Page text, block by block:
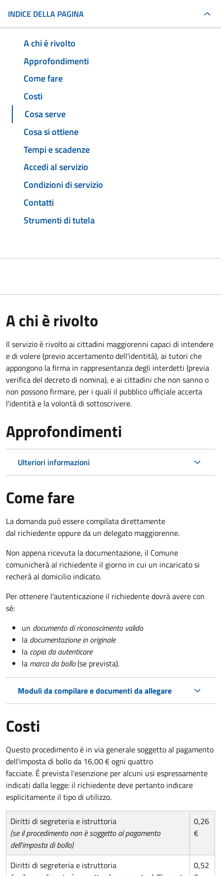
INDICE DELLA PAGINA
A chi è rivolto
Approfondimenti
Come fare
Costi
Cosa serve
Cosa si ottiene
Tempi e scadenze
Accedi al servizio
Condizioni di servizio
Contatti
Strumenti di tutela
A chi è rivolto
Il servizio è rivolto ai cittadini maggiorenni capaci di intendere
e di volere (previo accertamento dell'identità), ai tutori che
appongono la firma in rappresentanza degli interdetti (previa
verifica del decreto di nomina), e ai cittadini che non sanno o
non possono firmare, per i quali il pubblico ufficiale accerta
l'identità e la volontà di sottoscrivere.
Approfondimenti
Ulteriori informazioni
Come fare
La domanda può essere compilata direttamente
dal richiedente oppure da un delegato maggiorenne.
Non appena ricevuta la documentazione, il Comune
comunicherà al richiedente il giorno in cui un incaricato si
recherà al domicilio indicato.
Per ottenere l'autenticazione il richiedente dovrà avere con
sé:
un documento di riconoscimento valido
la documentazione in originale
la copia da autenticare
la marca da bollo(se prevista).
Moduli da compilare e documenti da allegare
Costi
Questo procedimento è in via generale soggetto al pagamento
dell'imposta di bollo da 16,00 € ogni quattro
facciate. É prevista l'esenzione per alcuni usi espressamente
indicati dalla legge: il richiedente deve pertanto indicare
esplicitamente il tipo di utilizzo.
Diritti di segreteria e istruttoria
(se il procedimento non è soggetto al pagamento
dell'imposta di bollo)
0,26
€
Diritti di segreteria e istruttoria
0,52